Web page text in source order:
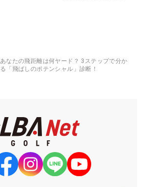
あなたの飛距離は何ヤード？ 3ステップで分か
る「飛ばしのポテンシャル」診断！